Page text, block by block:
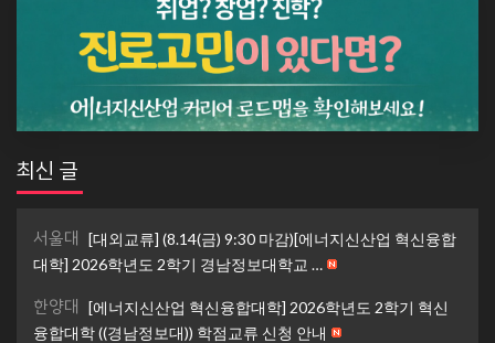
최신 글
서울대 [대외교류] (8.14(금) 9:30 마감)[에너지신산업 혁신융합
대학] 2026학년도 2학기 경남정보대학교 …
한양대 [에너지신산업 혁신융합대학] 2026학년도 2학기 혁신
융합대학 ((경남정보대)) 학점교류 신청 안내